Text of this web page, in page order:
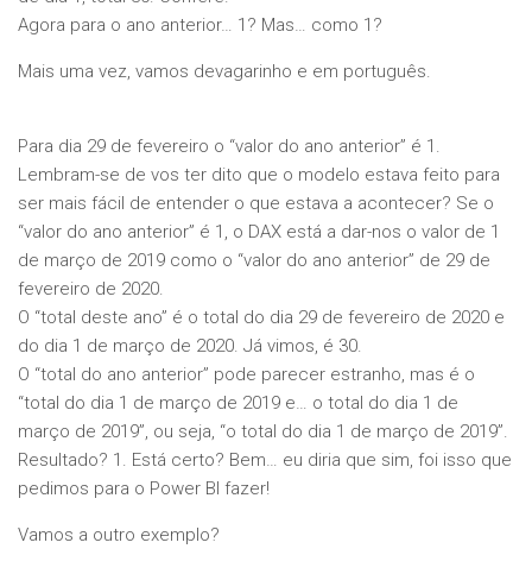
Agora para o ano anterior… 1? Mas… como 1?
Mais uma vez, vamos devagarinho e em português.
Para dia 29 de fevereiro o “valor do ano anterior” é 1.
Lembram-se de vos ter dito que o modelo estava feito para
ser mais fácil de entender o que estava a acontecer? Se o
“valor do ano anterior” é 1, o DAX está a dar-nos o valor de 1
de março de 2019 como o “valor do ano anterior” de 29 de
fevereiro de 2020.
O “total deste ano” é o total do dia 29 de fevereiro de 2020 e
do dia 1 de março de 2020. Já vimos, é 30.
O “total do ano anterior” pode parecer estranho, mas é o
“total do dia 1 de março de 2019 e… o total do dia 1 de
março de 2019”, ou seja, “o total do dia 1 de março de 2019”.
Resultado? 1. Está certo? Bem… eu diria que sim, foi isso que
pedimos para o Power BI fazer!
Vamos a outro exemplo?